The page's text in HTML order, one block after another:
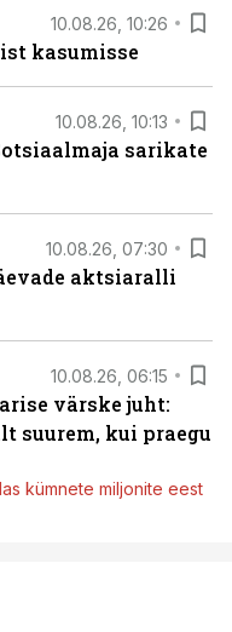
10.08.26, 10:26
kasumisse
10.08.26, 10:13
sarikate
10.08.26, 07:30
aktsiaralli
10.08.26, 06:15
värske juht:
suurem, kui praegu
kümnete miljonite eest